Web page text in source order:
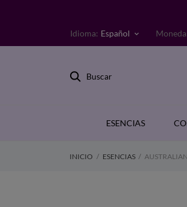
Idioma: Español keyboard_arrow_down
Buscar
ESENCIAS
INICIO ESENCIAS